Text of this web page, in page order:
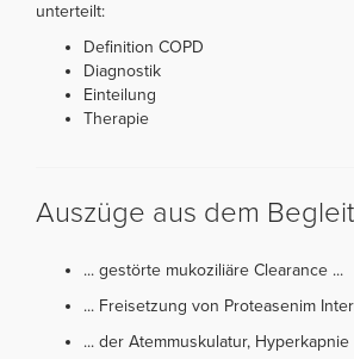
unterteilt:
Definition COPD
Diagnostik
Einteilung
Therapie
Auszüge aus dem
... gestörte mukoziliäre Clearance ...
... Freisetzung von Proteasenim
... der Atemmuskulatur, Hyperkapnie